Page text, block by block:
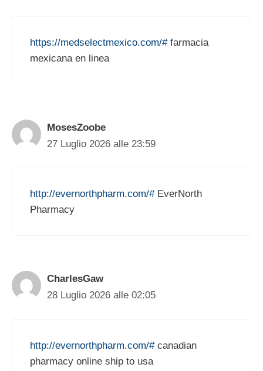
https://medselectmexico.com/#farmacia
mexicana en linea
MosesZoobe
27 Luglio 2026 alle 23:59
http://evernorthpharm.com/#EverNorth
Pharmacy
CharlesGaw
28 Luglio 2026 alle 02:05
http://evernorthpharm.com/#canadian
pharmacy online ship to usa